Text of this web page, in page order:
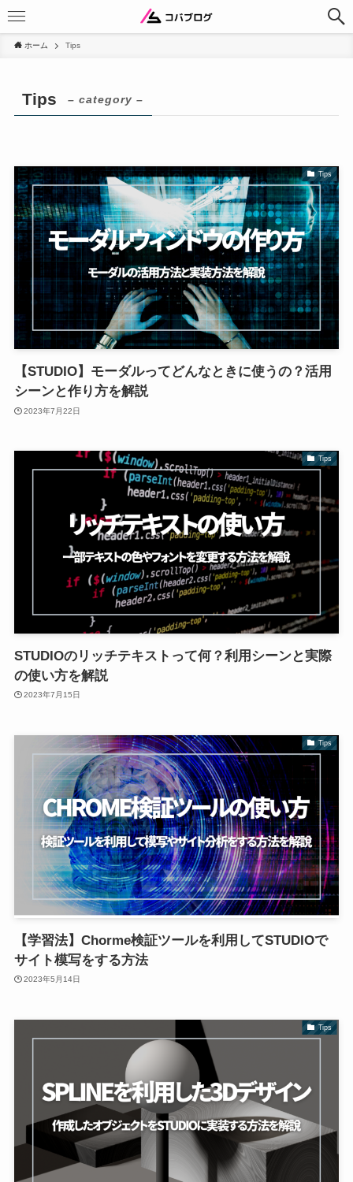
ホーム Tips
Tips – category –
Tips
【STUDIO】モーダルってどんなときに使うの？活用
シーンと作り方を解説
2023年7月22日
Tips
STUDIOのリッチテキストって何？利用シーンと実際
の使い方を解説
2023年7月15日
Tips
【学習法】Chorme検証ツールを利用してSTUDIOで
サイト模写をする方法
2023年5月14日
Tips